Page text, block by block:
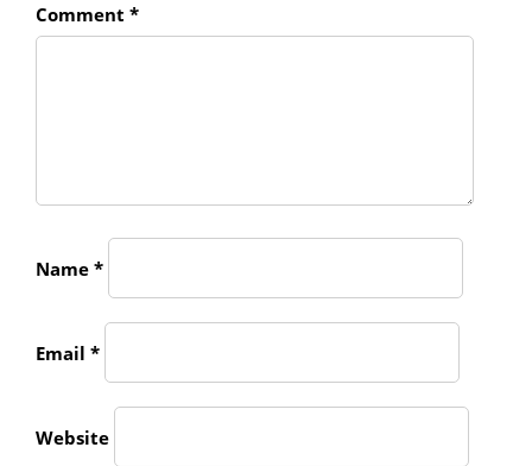
Comment *
Name *
Email *
Website